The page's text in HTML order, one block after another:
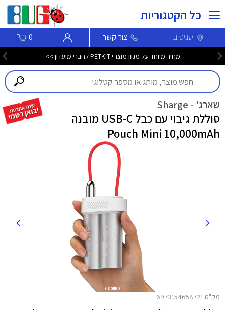
כל הקטגוריות
סניפים צור קשר 0
מחיר מיוחד על מגוון מוצרי PETKIT לחברי מועדון >>
שארג' - Sharge
סוללת גיבוי עם כבל USB-C מובנה
Pouch Mini 10,000mAh
מק"ט 6973154658721